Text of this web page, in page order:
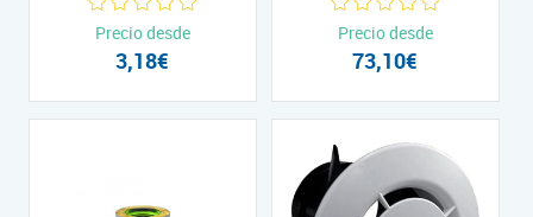
Precio desde
3,18€
Precio desde
73,10€